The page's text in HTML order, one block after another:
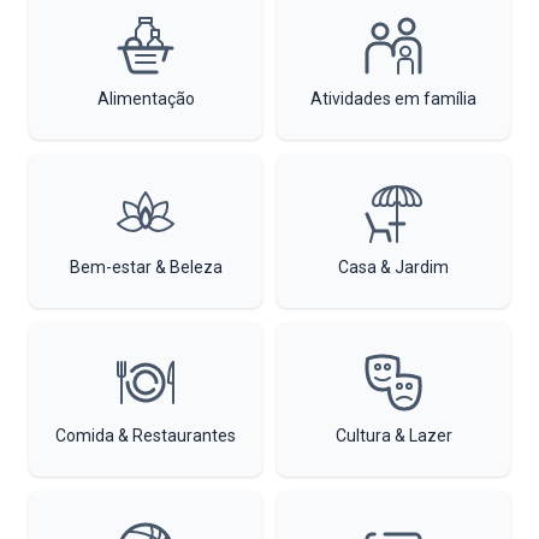
Alimentação Atividades em família
Bem-estar & Beleza Casa & Jardim
Comida & Restaurantes Cultura & Lazer